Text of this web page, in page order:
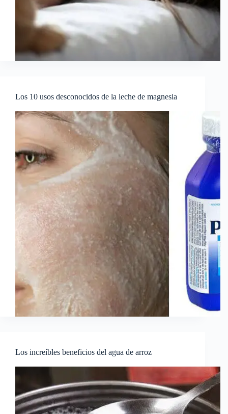
Los 10 usos desconocidos de la leche de magnesia
Los increíbles beneficios del agua de arroz